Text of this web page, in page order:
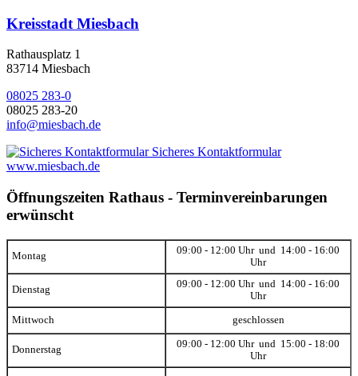
Kreisstadt Miesbach
Rathausplatz 1
83714 Miesbach
08025 283-0
08025 283-20
info@miesbach.de
Sicheres Kontaktformular
www.miesbach.de
Öffnungszeiten Rathaus - Terminvereinbarungen
erwünscht
Montag
09:00 - 12:00 Uhr und 14:00 - 16:00
Uhr
Dienstag
09:00 - 12:00 Uhr und 14:00 - 16:00
Uhr
Mittwoch geschlossen
Donnerstag
09:00 - 12:00 Uhr und 15:00 - 18:00
Uhr